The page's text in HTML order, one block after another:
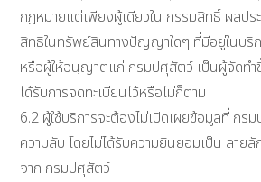
กฎหมายแต่เพียงผู้เดียวใน กรรมสิทธิ์ ผลป
สิทธิในทรัพย์สินทางปัญญาใดๆ ที่มีอยู่ในบริ
หรือผู้ให้อนุญาตแก่ กรมปศุสัตว์ เป็นผู้จัดทำ
ได้รับการจดทะเบียนไว้หรือไม่ก็ตาม
6.2 ผู้ใช้บริการจะต้องไม่เปิดเผยข้อมูลที่ กร
ความลับ โดยไม่ได้รับความยินยอมเป็น ลา
จาก กรมปศุสัตว์